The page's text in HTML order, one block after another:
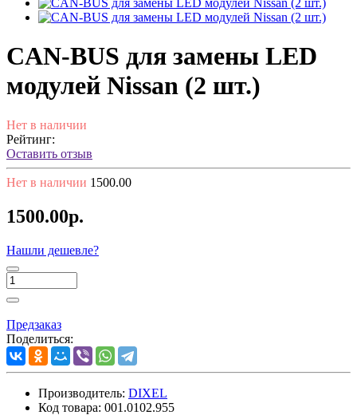
CAN-BUS для замены LED
модулей Nissan (2 шт.)
Нет в наличии
Рейтинг:
Оставить отзыв
Нет в наличии 1500.00
1500.00р.
Нашли дешевле?
Предзаказ
Поделиться:
Производитель: DIXEL
Код товара: 001.0102.955